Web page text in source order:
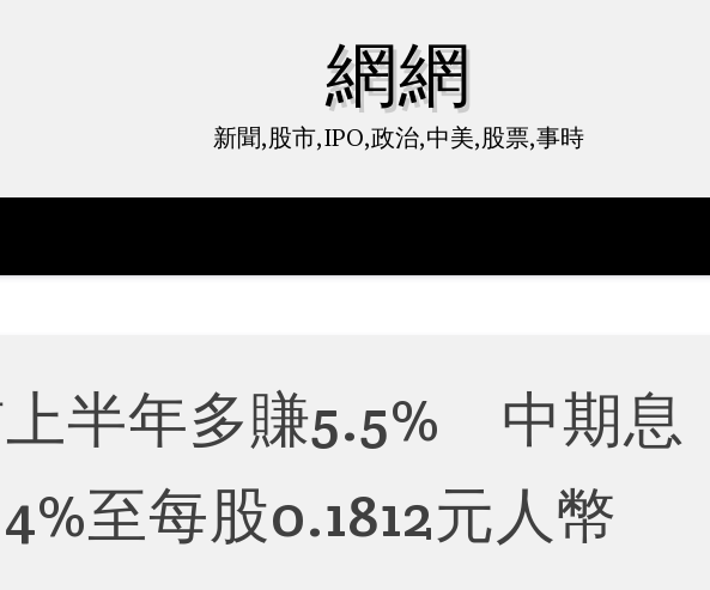
網網
新聞,股市,IPO,政治,中美,股票,事時
半年多賺5.5% 中期息
至每股0.1812元人幣